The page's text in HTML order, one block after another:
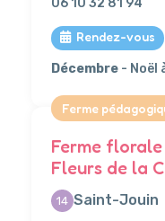
Rendez-vous
Décembre - Noël
Ferme
Ferme
Fleurs de la
14 Saint-Jouin